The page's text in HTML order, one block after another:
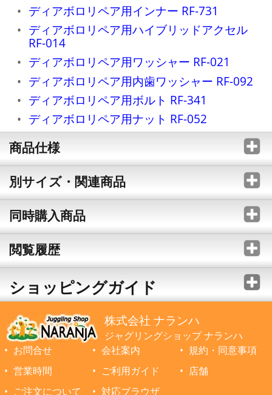
ディアボロリペア用インナー RF-731
ディアボロリペア用ハイブリッドアクセル
RF-014
ディアボロリペア用ワッシャー RF-021
ディアボロリペア用内歯ワッシャー RF-092
ディアボロリペア用ボルト RF-341
ディアボロリペア用ナット RF-052
商品仕様
別サイズ・関連商品
同時購入商品
閲覧履歴
ショッピングガイド
株式会社 ナランハ
ジャグリングショップ ナランハ
お問合せ
会社案内
規約・同意事項
営業時間
ご利用ガイド
店舗
ご注文について
対応ブラウザ